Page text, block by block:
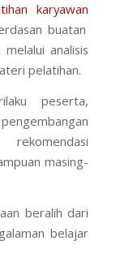
karyawan
buatan
analisis
pelatihan.
peserta,
masing-
beralih dari
belajar